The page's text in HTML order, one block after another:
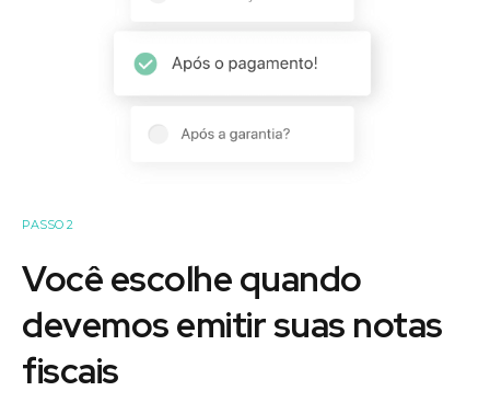
PASSO 2
Você escolhe quando
devemos emitir suas notas
fiscais